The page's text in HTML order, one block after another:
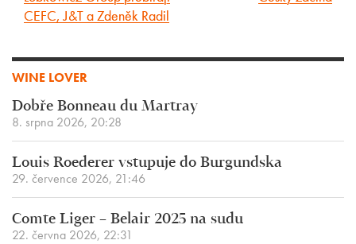
CEFC, J&T a Zdeněk Radil
WINE LOVER
Dobře Bonneau du Martray
8. srpna 2026, 20:28
Louis Roederer vstupuje do Burgundska
29. července 2026, 21:46
Comte Liger – Belair 2025 na sudu
22. června 2026, 22:31